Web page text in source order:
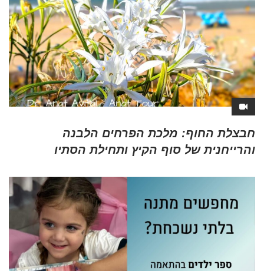
חבצלת החוף: מלכת הפרחים הלבנה
והרייחנית של סוף הקיץ ותחילת הסתיו